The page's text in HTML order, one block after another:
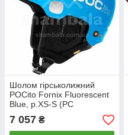
Шолом гірськолижний
POCito Fornix Fluorescent
Blue, р.XS-S (PC
104638233XSS1)
7 057 ₴